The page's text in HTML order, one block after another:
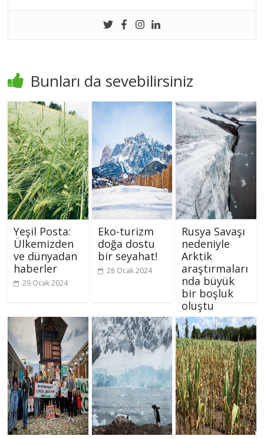
Bunları da sevebilirsiniz
Yeşil Posta:
Ülkemizden
ve dünyadan
haberler
29 Ocak 2024
Eko-turizm
doğa dostu
bir seyahat!
28 Ocak 2024
Rusya Savaşı
nedeniyle
Arktik
araştırmaları
nda büyük
bir boşluk
oluştu
26 Ocak 2024